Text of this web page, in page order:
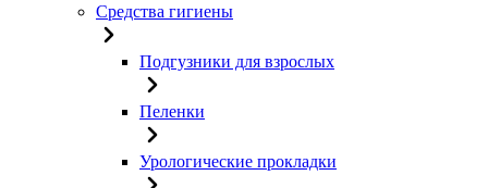
Средства гигиены
Подгузники для взрослых
Пеленки
Урологические прокладки